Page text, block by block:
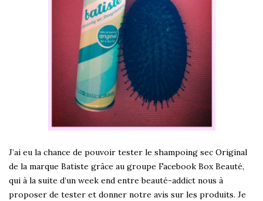
J’ai eu la chance de pouvoir tester le shampoing sec Original
de la marque Batiste grâce au groupe Facebook Box Beauté,
qui à la suite d’un week end entre beauté-addict nous à
proposer de tester et donner notre avis sur les produits. Je